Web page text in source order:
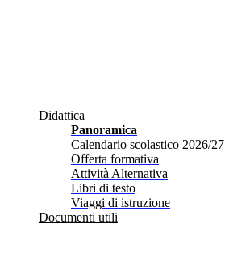
Didattica
Panoramica
Calendario scolastico 2026/27
Offerta formativa
Attività Alternativa
Libri di testo
Viaggi di istruzione
Documenti utili